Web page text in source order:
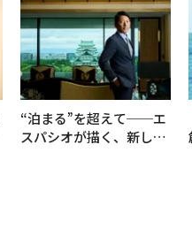
“泊まる”を超えて──エ
スパシオが描く、新しい